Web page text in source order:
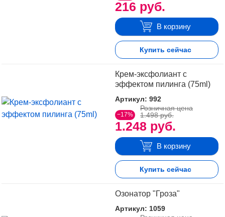
216 руб.
В корзину
Купить сейчас
Крем-эксфолиант с
эффектом пилинга (75ml)
Артикул: 992
−17%
1.248 руб.
Розничная цена
1.498 руб.
В корзину
Купить сейчас
Озонатор "Гроза"
Артикул: 1059